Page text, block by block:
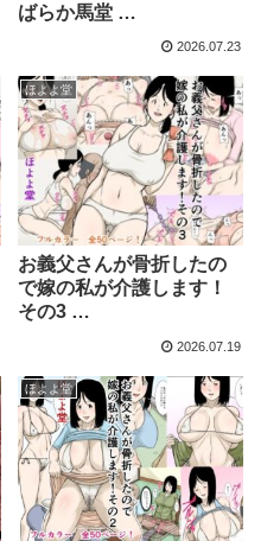
ばらか馬堂
・無料で読める？感想・
2026.07.23
ほよよ堂
⁠お義父さんが骨折したの
で嫁の私が介護します！
その3
・魅力・見どころ・レビ
ュー
2026.07.19
ほよよ堂